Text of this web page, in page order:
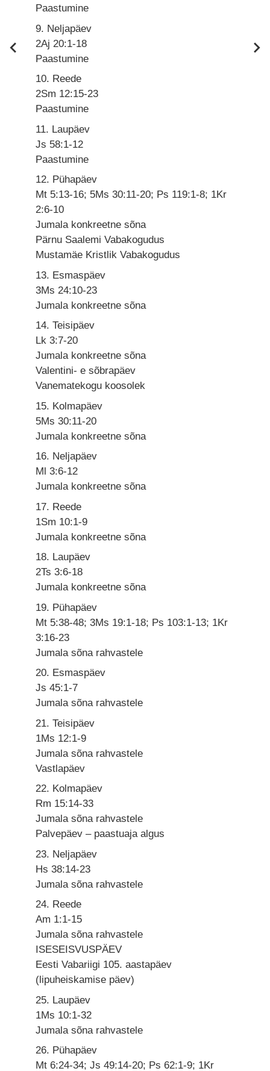
Paastumine
9. Neljapäev
2Aj 20:1-18
Paastumine
10. Reede
2Sm 12:15-23
Paastumine
11. Laupäev
Js 58:1-12
Paastumine
12. Pühapäev
Mt 5:13-16; 5Ms 30:11-20; Ps 119:1-8; 1Kr
2:6-10
Jumala konkreetne sõna
Pärnu Saalemi Vabakogudus
Mustamäe Kristlik Vabakogudus
13. Esmaspäev
3Ms 24:10-23
Jumala konkreetne sõna
14. Teisipäev
Lk 3:7-20
Jumala konkreetne sõna
Valentini- e sõbrapäev
Vanematekogu koosolek
15. Kolmapäev
5Ms 30:11-20
Jumala konkreetne sõna
16. Neljapäev
Ml 3:6-12
Jumala konkreetne sõna
17. Reede
1Sm 10:1-9
Jumala konkreetne sõna
18. Laupäev
2Ts 3:6-18
Jumala konkreetne sõna
19. Pühapäev
Mt 5:38-48; 3Ms 19:1-18; Ps 103:1-13; 1Kr
3:16-23
Jumala sõna rahvastele
20. Esmaspäev
Js 45:1-7
Jumala sõna rahvastele
21. Teisipäev
1Ms 12:1-9
Jumala sõna rahvastele
Vastlapäev
22. Kolmapäev
Rm 15:14-33
Jumala sõna rahvastele
Palvepäev – paastuaja algus
23. Neljapäev
Hs 38:14-23
Jumala sõna rahvastele
24. Reede
Am 1:1-15
Jumala sõna rahvastele
ISESEISVUSPÄEV
Eesti Vabariigi 105. aastapäev
(lipuheiskamise päev)
25. Laupäev
1Ms 10:1-32
Jumala sõna rahvastele
26. Pühapäev
Mt 6:24-34; Js 49:14-20; Ps 62:1-9; 1Kr